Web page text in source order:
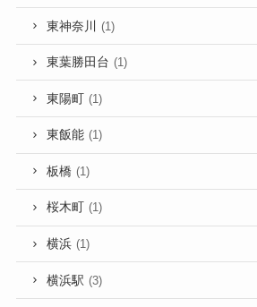
東神奈川 (1)
東葉勝田台 (1)
東陽町 (1)
東飯能 (1)
板橋 (1)
桜木町 (1)
横浜 (1)
横浜駅 (3)